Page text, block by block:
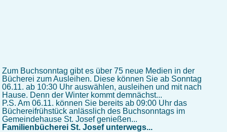
Zum Buchsonntag gibt es über 75 neue Medien in der
Bücherei zum Ausleihen. Diese können Sie ab Sonntag
06.11. ab 10:30 Uhr auswählen, ausleihen und mit nach
Hause. Denn der Winter kommt demnächst...
P.S. Am 06.11. können Sie bereits ab 09:00 Uhr das
Büchereifrühstück anlässlich des Buchsonntags im
Gemeindehause St. Josef genießen...
Familienbücherei St. Josef unterwegs...